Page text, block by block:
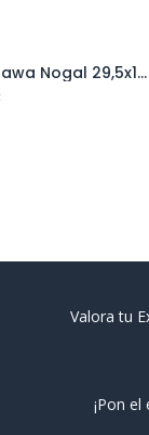
Añadir al carrito
Caja Otawa Nogal 29,5x120 ( 1,06 m2)
Valora tu
¡Pon